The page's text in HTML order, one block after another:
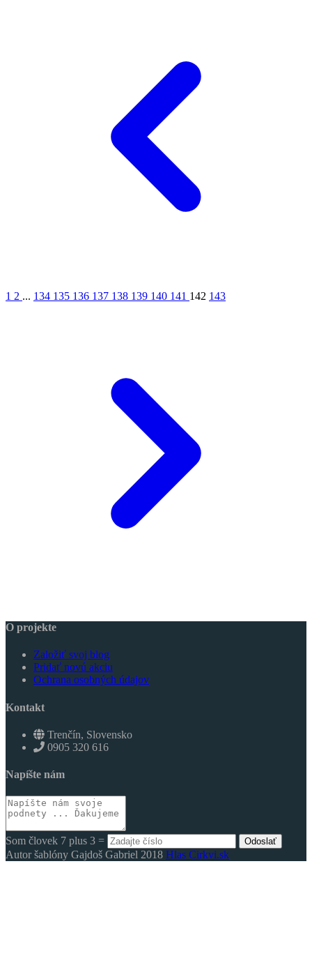
1 2 ... 134 135 136 137 138 139 140 141 142 143
O projekte
Založiť svoj blog
Pridať novú akciu
Ochrana osobných údajov
Kontakt
Trenčín, Slovensko
0905 320 616
Napíšte nám
Som človek 7 plus 3 = Odoslať
Autor šablóny Gajdoš Gabriel 2018 Hlas Cirkvi.sk